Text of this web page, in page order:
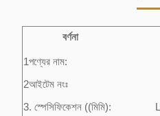
বর্ণনা
1পণ্যের নাম:
2আইটেম নংঃ
3. স্পেসিফিকেশন ((মিমি):